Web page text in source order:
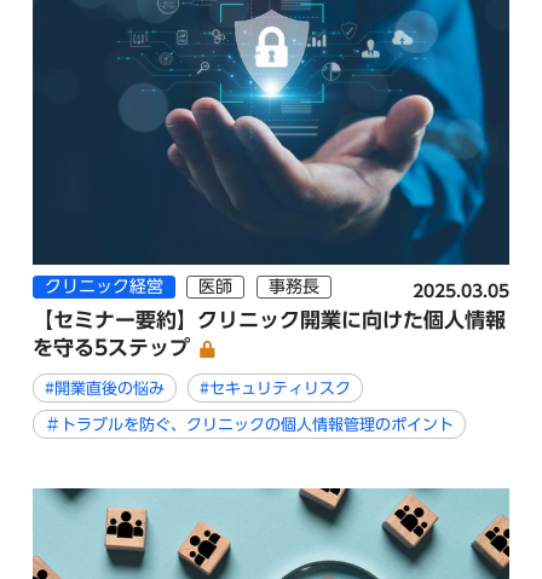
クリニック経営 医師 事務長 2025.03.05
【セミナー要約】クリニック開業に向けた個人情報
を守る5ステップ
#開業直後の悩み #セキュリティリスク
＃トラブルを防ぐ、クリニックの個人情報管理のポイント